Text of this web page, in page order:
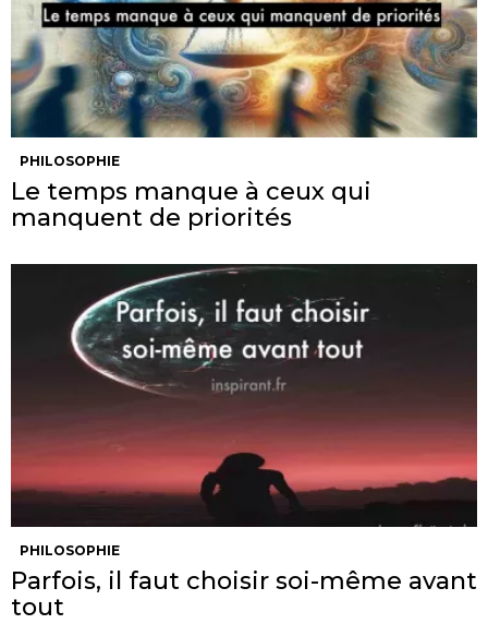
PHILOSOPHIE
Le temps manque à ceux qui
manquent de priorités
PHILOSOPHIE
Parfois, il faut choisir soi-même avant
tout